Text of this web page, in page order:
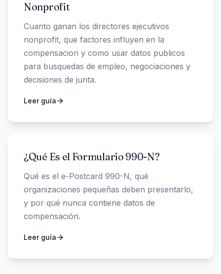
Nonprofit
Cuanto ganan los directores ejecutivos
nonprofit, que factores influyen en la
compensacion y como usar datos publicos
para busquedas de empleo, negociaciones y
decisiones de junta.
Leer guía
¿Qué Es el Formulario 990-N?
Qué es el e-Postcard 990-N, qué
organizaciones pequeñas deben presentarlo,
y por qué nunca contiene datos de
compensación.
Leer guía